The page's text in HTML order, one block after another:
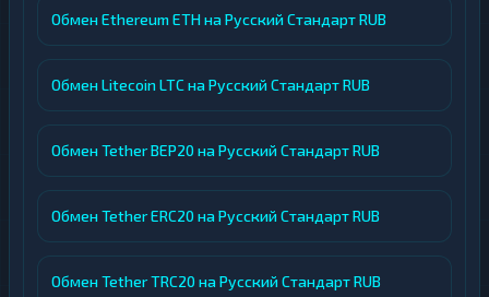
Обмен Ethereum ETH на Русский Стандарт RUB
Обмен Litecoin LTC на Русский Стандарт RUB
Обмен Tether BEP20 на Русский Стандарт RUB
Обмен Tether ERC20 на Русский Стандарт RUB
Обмен Tether TRC20 на Русский Стандарт RUB